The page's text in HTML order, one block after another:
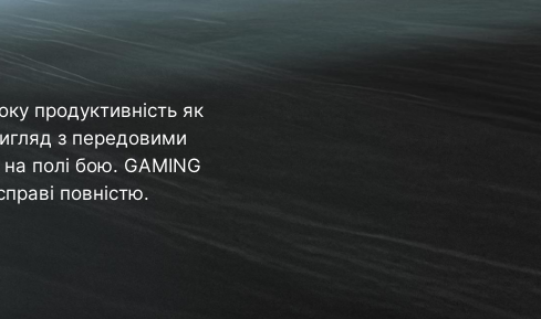
продуктивність як
з передовими
полі бою. GAMING
повністю.